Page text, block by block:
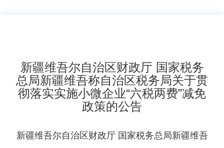
新疆维吾尔自治区财政厅 国家税务
总局新疆维吾称自治区税务局关于贯
彻落实实施小微企业“六税两费”减免
政策的公告
新疆维吾尔自治区财政厅 国家税务总局新疆维吾